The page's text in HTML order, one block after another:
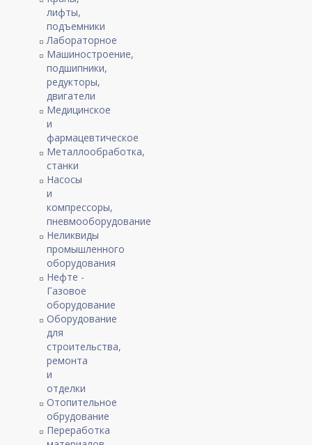
лифты,
подъемники
Лабораторное
Машиностроение,
подшипники,
редукторы,
двигатели
Медицинское
и
фармацевтическое
Металлообработка,
станки
Насосы
и
компрессоры,
пневмооборудование
Неликвиды
промышленного
оборудования
Нефте -
Газовое
оборудование
Оборудование
для
строительства,
ремонта
и
отделки
Отопительное
обрудование
Переработка